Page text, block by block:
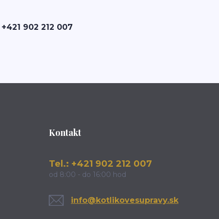
902 212 007
Kontakt
Tel.: +421 902 212 007
od 8:00 - do 16:00 hod
info@kotlikovesupravy.sk